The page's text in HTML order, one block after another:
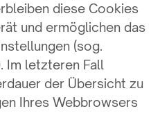
diese Cookies
und ermöglichen das
(sog.
Im letzteren Fall
der Übersicht zu
Ihres Webbrowsers